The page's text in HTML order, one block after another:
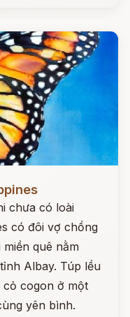
chưa có loài
có đôi vợ chồng
quê nằm
Albay. Túp lều
cogon ở một
yên bình.